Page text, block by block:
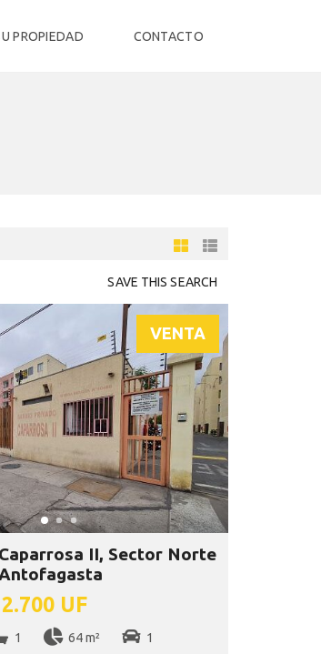
PROPIEDAD CONTACTO
SAVE THIS SEARCH
VENTA
II, Sector Norte
2.700 UF
1 64 m² 1